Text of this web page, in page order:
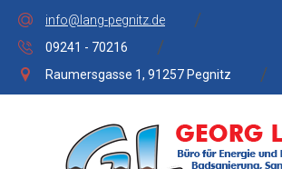
info@lang-pegnitz.de
09241 - 70216
Raumersgasse 1, 91257 Pegnitz